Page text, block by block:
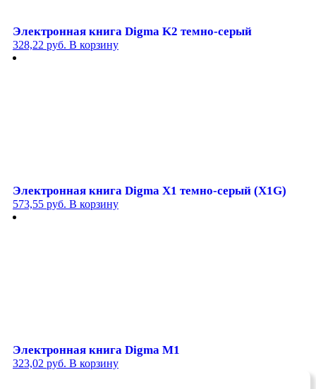
Электронная книга Digma K2 темно-серый
328,22 руб. В корзину
Электронная книга Digma X1 темно-серый (X1G)
573,55 руб. В корзину
Электронная книга Digma M1
323,02 руб. В корзину